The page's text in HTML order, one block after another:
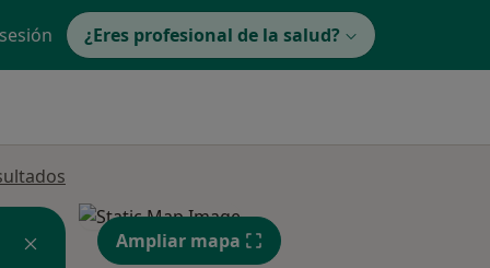
¿Eres profesional de la salud?
Ampliar mapa